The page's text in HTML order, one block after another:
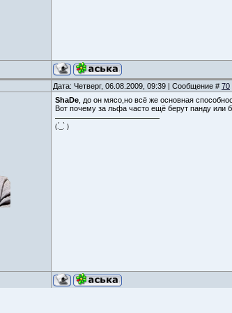
Дата: Четверг, 06.08.2009, 09:39 | Сообщение # 70
ShaDe , до он мясо,но всё же основная
Вот почему за льфа часто ещё берут панду или
(.́_.̀ )